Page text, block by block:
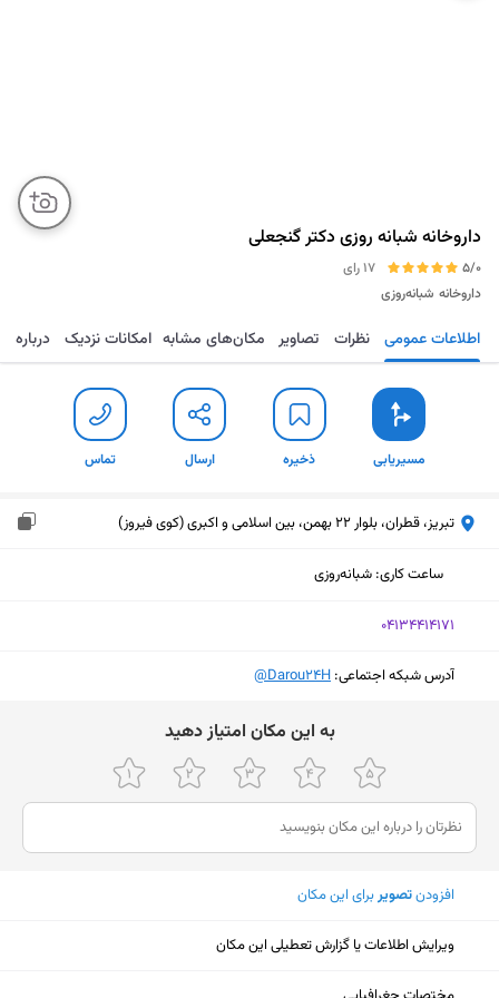
داروخانه شبانه روزی دکتر گنجعلی
5/0
17 رای
داروخانه شبانه‌روزی
مسیریابی ذخیره ارسال توضیح مختصر اطلاعات عمومی نظرات تصاویر مکان‌های مشابه امکانات نزدیک درباره
مسیریابی ذخیره ارسال تماس
تبریز، قطران، بلوار 22 بهمن، بین اسلامی و اکبری (کوی فیروز)
ساعت کاری: شبانه‌روزی
‎04134414171
آدرس شبکه اجتماعی: ‎@Darou24H
ﺑﻪ اﯾﻦ ﻣﮑﺎن اﻣﺘﯿﺎز دﻫﯿﺪ
افزودنتصویربرای این مکان
ویرایش اطلاعات یا گزارش تعطیلی این مکان